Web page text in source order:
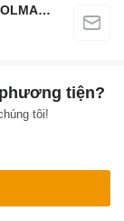
Przedsiębiorstwo Produkcyjno-Handlowe ROLMAPOL Marcin Dziekan
tiện?
tôi!